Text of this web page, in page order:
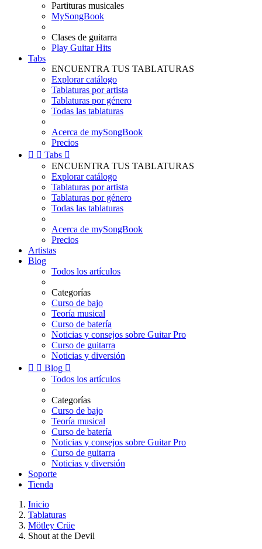
Partituras musicales
MySongBook
Clases de guitarra
Play Guitar Hits
Tabs
ENCUENTRA TUS TABLATURAS
Explorar catálogo
Tablaturas por artista
Tablaturas por género
Todas las tablaturas
Acerca de mySongBook
Precios
  Tabs 
ENCUENTRA TUS TABLATURAS
Explorar catálogo
Tablaturas por artista
Tablaturas por género
Todas las tablaturas
Acerca de mySongBook
Precios
Artistas
Blog
Todos los artículos
Categorías
Curso de bajo
Teoría musical
Curso de batería
Noticias y consejos sobre Guitar Pro
Curso de guitarra
Noticias y diversión
  Blog 
Todos los artículos
Categorías
Curso de bajo
Teoría musical
Curso de batería
Noticias y consejos sobre Guitar Pro
Curso de guitarra
Noticias y diversión
Soporte
Tienda
Inicio
Tablaturas
Mötley Crüe
Shout at the Devil